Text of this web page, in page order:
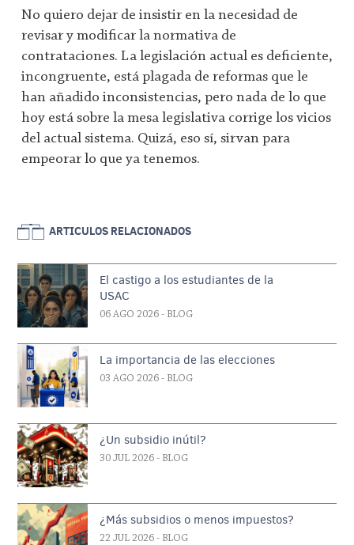
No quiero dejar de insistir en la necesidad de
revisar y modificar la normativa de
contrataciones. La legislación actual es deficiente,
incongruente, está plagada de reformas que le
han añadido inconsistencias, pero nada de lo que
hoy está sobre la mesa legislativa corrige los vicios
del actual sistema. Quizá, eso sí, sirvan para
empeorar lo que ya tenemos.
ARTICULOS RELACIONADOS
El castigo a los estudiantes de la
USAC
06 AGO 2026 - BLOG
La importancia de las elecciones
03 AGO 2026 - BLOG
¿Un subsidio inútil?
30 JUL 2026 - BLOG
¿Más subsidios o menos impuestos?
22 JUL 2026 - BLOG